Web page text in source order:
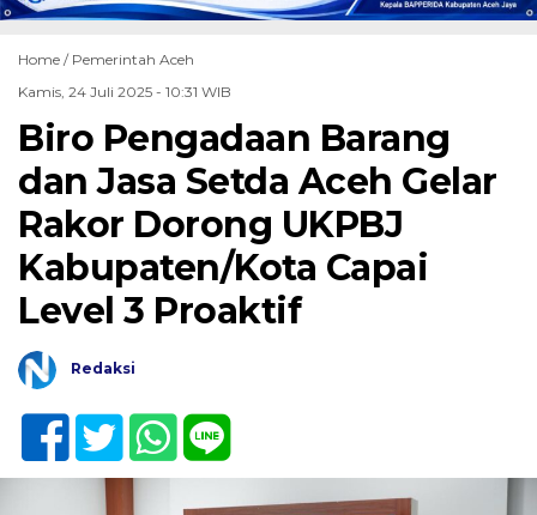
Home / Pemerintah Aceh
Kamis, 24 Juli 2025 - 10:31 WIB
Biro Pengadaan Barang
dan Jasa Setda Aceh Gelar
Rakor Dorong UKPBJ
Kabupaten/Kota Capai
Level 3 Proaktif
Redaksi